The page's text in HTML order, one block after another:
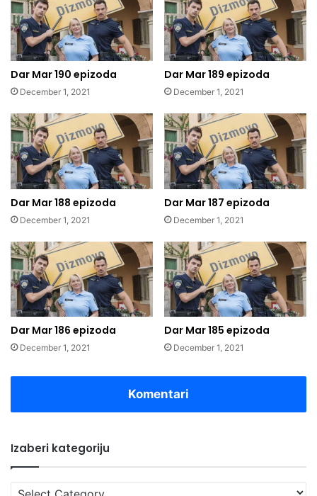
Dar Mar 190 epizoda
December 1, 2021
Dar Mar 189 epizoda
December 1, 2021
Dar Mar 188 epizoda
December 1, 2021
Dar Mar 187 epizoda
December 1, 2021
Dar Mar 186 epizoda
December 1, 2021
Dar Mar 185 epizoda
December 1, 2021
Komentari
Izaberi kategoriju
Izaberi